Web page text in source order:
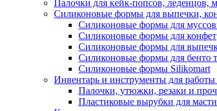
Палочки для кейк-попсов, леденцов,
Силиконовые формы для выпечки,
Силиконовые формы для
Силиконовые формы для конфет
Силиконовые формы для
Силиконовые формы для бенто
Силиконовые формы Silikomart
Инвентарь и инструменты для работы
Палочки, утюжки, резаки и
Пластиковые вырубки для